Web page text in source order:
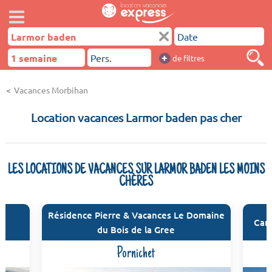
+ de filtres
Vacances Morbihan
Location vacances Larmor baden pas cher
LES LOCATIONS DE VACANCES SUR LARMOR BADEN LES MOINS
CHÈRES
Résidence Pierre & Vacances Le Domaine
du Bois de la Gree
Pornichet